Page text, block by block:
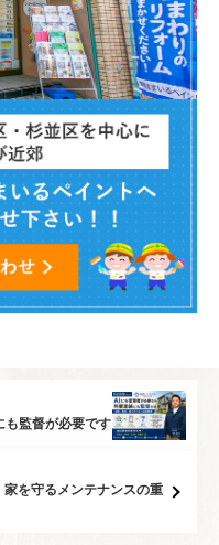
も監督が必要です
を守るメンテナンスの重